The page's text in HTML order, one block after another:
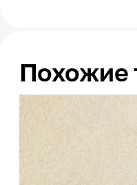
Похожие